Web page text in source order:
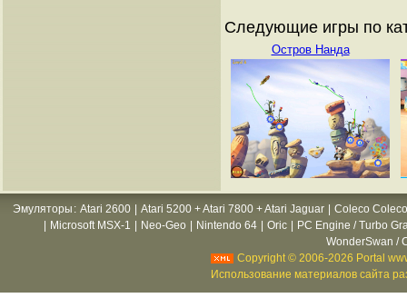
Следующие игры по
Остров Нанда
Эмуляторы : Atari 2600 Atari 5200 + Atari 7800 + Atari Jaguar
Coleco
Microsoft MSX-1 Neo-Geo Nintendo 64 Oric
PC Engine / Turbo
WonderSwan /
Copyright © 2006-2026 Portal
Использование материалов сайта